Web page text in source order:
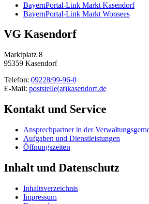
BayernPortal-Link Markt Kasendorf
BayernPortal-Link Markt Wonsees
VG Kasendorf
Marktplatz 8
95359 Kasendorf
Telefon: 09228/99-96-0
E-Mail: poststelle(at)kasendorf.de
Kontakt und Service
Ansprechpartner in der
Aufgaben und Dienstleistungen
Öffnungszeiten
Inhalt und Datenschutz
Inhaltsverzeichnis
Impressum